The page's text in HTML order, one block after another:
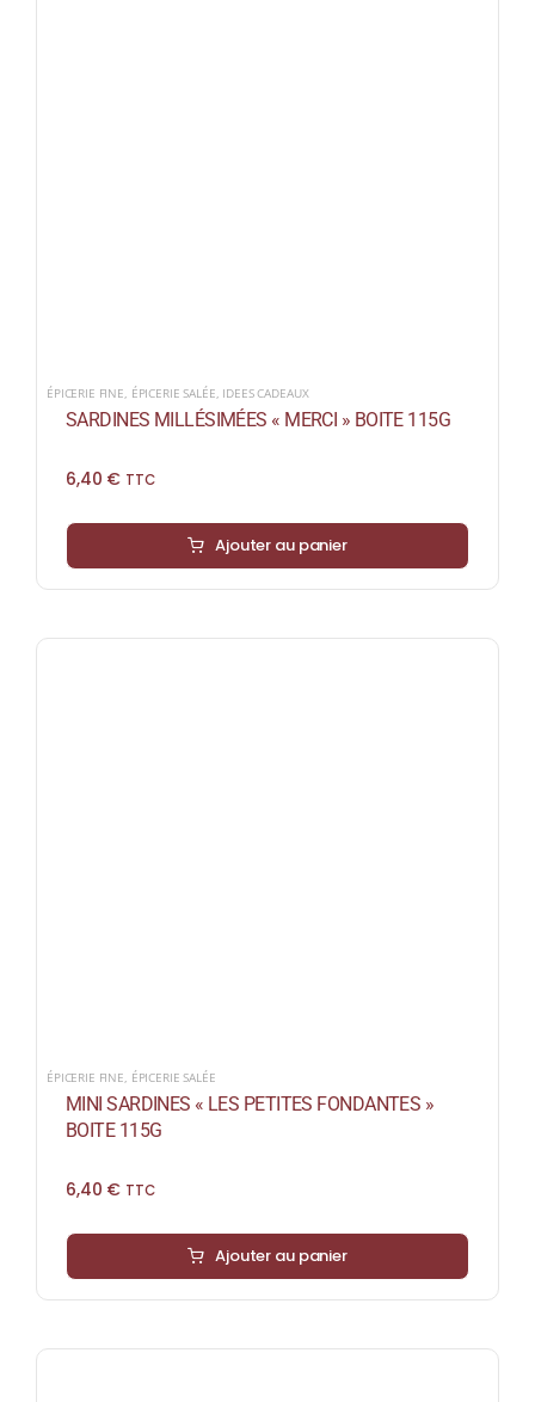
ÉPICERIE FINE ÉPICERIE SALÉE IDEES CADEAUX
SARDINES MILLÉSIMÉES « MERCI » BOITE 115G
6,40 € TTC
Ajouter au panier
ÉPICERIE FINE ÉPICERIE SALÉE
MINI SARDINES « LES PETITES FONDANTES »
BOITE 115G
6,40 € TTC
Ajouter au panier